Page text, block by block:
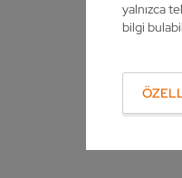
yalnızca
bilgi